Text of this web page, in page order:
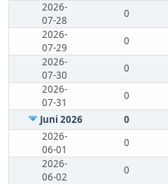
2026-
07-28
0
2026-
07-29
0
2026-
07-30
0
2026-
07-31
0
Juni 2026
0
2026-
06-01
0
2026-
06-02
0